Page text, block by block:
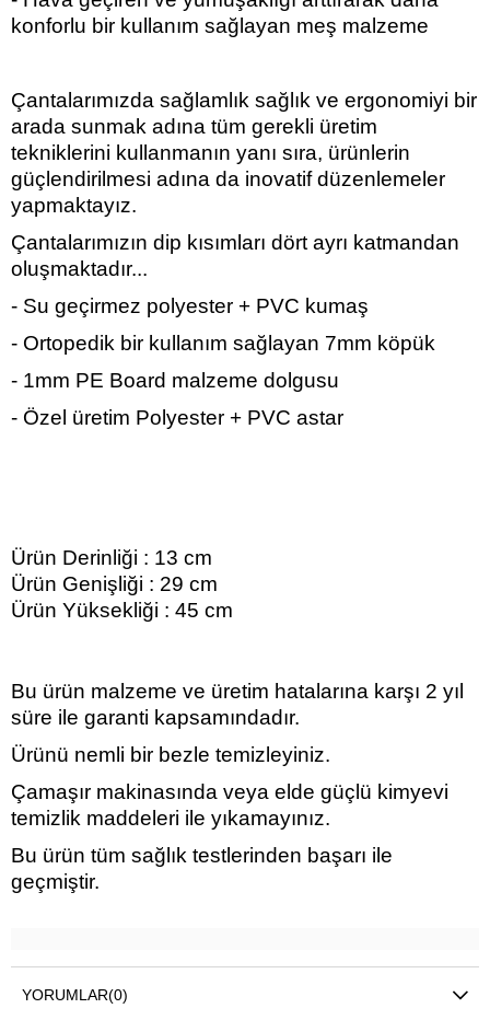
konforlu bir kullanım sağlayan meş malzeme
Çantalarımızda sağlamlık sağlık ve ergonomiyi bir
arada sunmak adına tüm gerekli üretim
tekniklerini kullanmanın yanı sıra, ürünlerin
güçlendirilmesi adına da inovatif düzenlemeler
yapmaktayız.
Çantalarımızın dip kısımları dört ayrı katmandan
oluşmaktadır...
- Su geçirmez polyester + PVC kumaş
- Ortopedik bir kullanım sağlayan 7mm köpük
- 1mm PE Board malzeme dolgusu
- Özel üretim Polyester + PVC astar
Ürün Derinliği : 13 cm
Ürün Genişliği : 29 cm
Ürün Yüksekliği : 45 cm
Bu ürün malzeme ve üretim hatalarına karşı 2 yıl
süre ile garanti kapsamındadır.
Ürünü nemli bir bezle temizleyiniz.
Çamaşır makinasında veya elde güçlü kimyevi
temizlik maddeleri ile yıkamayınız.
Bu ürün tüm sağlık testlerinden başarı ile
geçmiştir.
YORUMLAR(0)